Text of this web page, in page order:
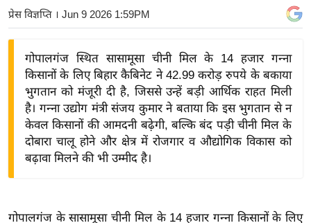
ज़
ने
द्यो
ष
प्रेस विज्ञप्ति । Jun 9 2026 1:59PM
गोपालगंज स्थित सासामूसा चीनी मिल के 14 हजार गन्ना
किसानों के लिए बिहार कैबिनेट ने 42.99 करोड़ रुपये के बकाया
भुगतान को मंजूरी दी है, जिससे उन्हें बड़ी आर्थिक राहत मिली
है। गन्ना उद्योग मंत्री संजय कुमार ने बताया कि इस भुगतान से न
केवल किसानों की आमदनी बढ़ेगी, बल्कि बंद पड़ी चीनी मिल के
दोबारा चालू होने और क्षेत्र में रोजगार व औद्योगिक विकास को
बढ़ावा मिलने की भी उम्मीद है।
गोपालगंज के सासामूसा चीनी मिल के 14 हजार गन्ना किसानों के लिए